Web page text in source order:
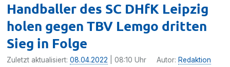
Handballer des SC DHfK Leipzig
holen gegen TBV Lemgo dritten
Sieg in Folge
Zuletzt aktualisiert:08.04.2022 | 08:10 Uhr Autor: Redaktion